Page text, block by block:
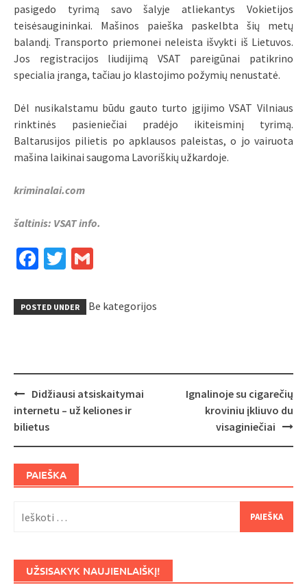
pasigedo tyrimą savo šalyje atliekantys Vokietijos
teisėsaugininkai. Mašinos paieška paskelbta šių metų
balandį. Transporto priemonei neleista išvykti iš Lietuvos.
Jos registracijos liudijimą VSAT pareigūnai patikrino
specialia įranga, tačiau jo klastojimo požymių nenustatė.
Dėl nusikalstamu būdu gauto turto įgijimo VSAT Vilniaus
rinktinės pasieniečiai pradėjo ikiteisminį tyrimą.
Baltarusijos pilietis po apklausos paleistas, o jo vairuota
mašina laikinai saugoma Lavoriškių užkardoje.
kriminalai.com
šaltinis: VSAT info.
Facebook
Twitter
POSTED UNDER Be kategorijos
Post
navigation
Didžiausi atsiskaitymai
internetu – už keliones ir
bilietus
Ignalinoje su cigarečių
kroviniu įkliuvo du
visaginiečiai
PAIEŠKA
UŽSISAKYK NAUJIENLAIŠKĮ!